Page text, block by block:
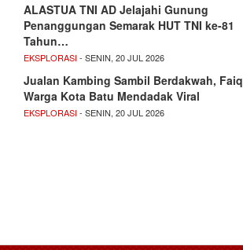
ALASTUA TNI AD Jelajahi Gunung
Penanggungan Semarak HUT TNI ke-81
Tahun…
EKSPLORASI- SENIN, 20 JUL 2026
Jualan Kambing Sambil Berdakwah, Faiq
Warga Kota Batu Mendadak Viral
EKSPLORASI- SENIN, 20 JUL 2026